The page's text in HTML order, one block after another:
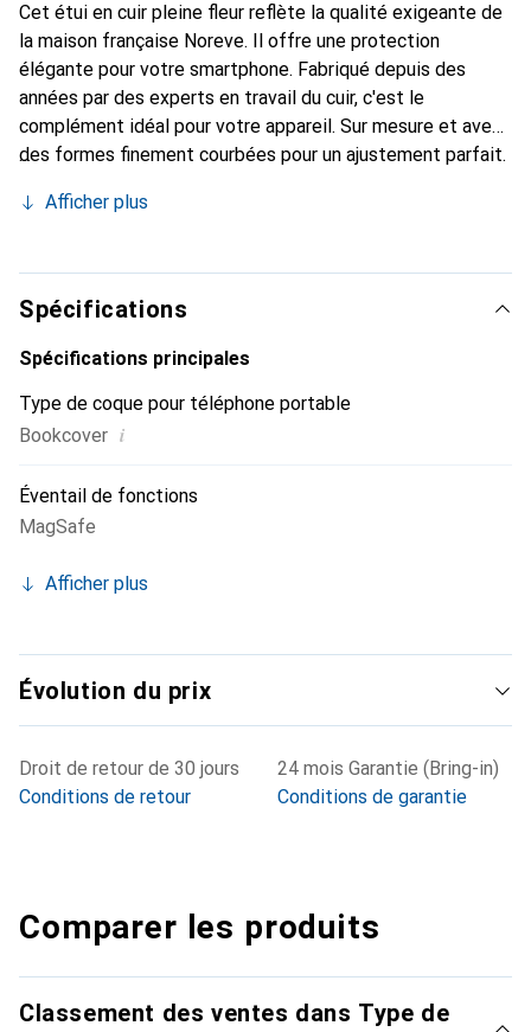
Cet étui en cuir pleine fleur reflète la qualité exigeante de
la maison française Noreve. Il offre une protection
élégante pour votre smartphone. Fabriqué depuis des
années par des experts en travail du cuir, c'est le
complément idéal pour votre appareil. Sur mesure et avec
des formes finement courbées pour un ajustement parfait.
smartphone. La marque Noreve est reconnue
constitue toujours un bon choix pour le client exigeant.
Afficher plus
Spécifications
Spécifications principales
Type de coque pour téléphone portable
Bookcover i
Éventail de fonctions
MagSafe
Afficher plus
Évolution du prix
Droit de retour de 30 jours
Conditions de retour
24 mois Garantie (Bring-in)
Conditions de garantie
Comparer les produits
Classement des ventes dans Type de